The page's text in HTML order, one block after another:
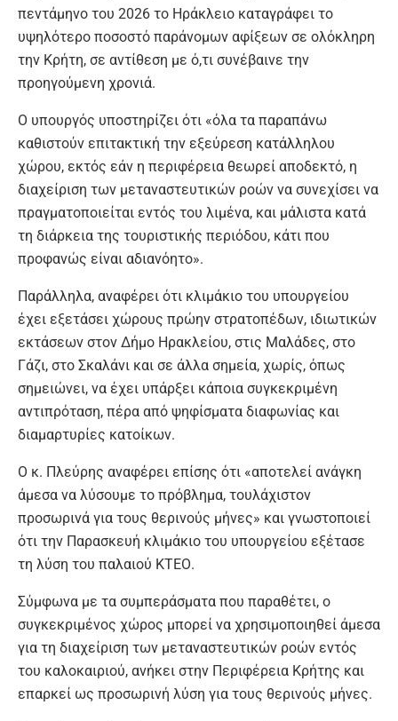
πεντάμηνο του 2026 το Ηράκλειο καταγράφει το
υψηλότερο ποσοστό παράνομων αφίξεων σε ολόκληρη
την Κρήτη, σε αντίθεση με ό,τι συνέβαινε την
προηγούμενη χρονιά.
Ο υπουργός υποστηρίζει ότι «όλα τα παραπάνω
καθιστούν επιτακτική την εξεύρεση κατάλληλου
χώρου, εκτός εάν η περιφέρεια θεωρεί αποδεκτό, η
διαχείριση των μεταναστευτικών ροών να συνεχίσει να
πραγματοποιείται εντός του λιμένα, και μάλιστα κατά
τη διάρκεια της τουριστικής περιόδου, κάτι που
προφανώς είναι αδιανόητο».
Παράλληλα, αναφέρει ότι κλιμάκιο του υπουργείου
έχει εξετάσει χώρους πρώην στρατοπέδων, ιδιωτικών
εκτάσεων στον Δήμο Ηρακλείου, στις Μαλάδες, στο
Γάζι, στο Σκαλάνι και σε άλλα σημεία, χωρίς, όπως
σημειώνει, να έχει υπάρξει κάποια συγκεκριμένη
αντιπρόταση, πέρα από ψηφίσματα διαφωνίας και
διαμαρτυρίες κατοίκων.
Ο κ. Πλεύρης αναφέρει επίσης ότι «αποτελεί ανάγκη
άμεσα να λύσουμε το πρόβλημα, τουλάχιστον
προσωρινά για τους θερινούς μήνες» και γνωστοποιεί
ότι την Παρασκευή κλιμάκιο του υπουργείου εξέτασε
τη λύση του παλαιού ΚΤΕΟ.
Σύμφωνα με τα συμπεράσματα που παραθέτει, ο
συγκεκριμένος χώρος μπορεί να χρησιμοποιηθεί άμεσα
για τη διαχείριση των μεταναστευτικών ροών εντός
του καλοκαιριού, ανήκει στην Περιφέρεια Κρήτης και
επαρκεί ως προσωρινή λύση για τους θερινούς μήνες.